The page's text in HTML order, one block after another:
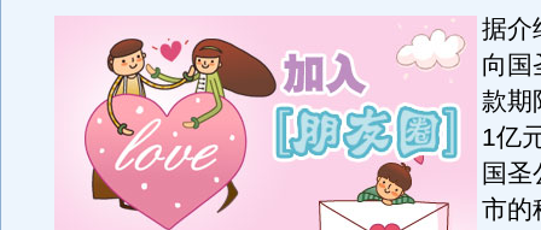
据介
向国
款期
1亿
国
市的